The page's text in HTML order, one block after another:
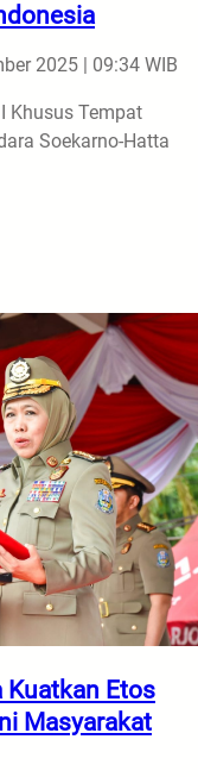
2025 | 09:34 WIB
Khusus Tempat
Soekarno-Hatta
Kuatkan Etos
Masyarakat